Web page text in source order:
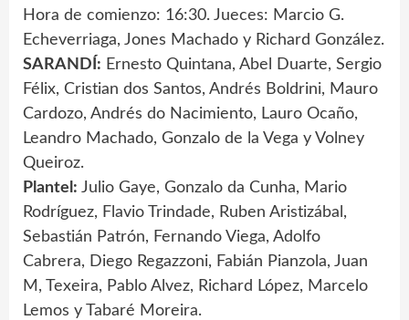
Hora de comienzo: 16:30. Jueces: Marcio G.
Echeverriaga, Jones Machado y Richard González.
SARANDÍ: Ernesto Quintana, Abel Duarte, Sergio
Félix, Cristian dos Santos, Andrés Boldrini, Mauro
Cardozo, Andrés do Nacimiento, Lauro Ocaño,
Leandro Machado, Gonzalo de la Vega y Volney
Queiroz.
Plantel: Julio Gaye, Gonzalo da Cunha, Mario
Rodríguez, Flavio Trindade, Ruben Aristizábal,
Sebastián Patrón, Fernando Viega, Adolfo
Cabrera, Diego Regazzoni, Fabián Pianzola, Juan
M, Texeira, Pablo Alvez, Richard López, Marcelo
Lemos y Tabaré Moreira.